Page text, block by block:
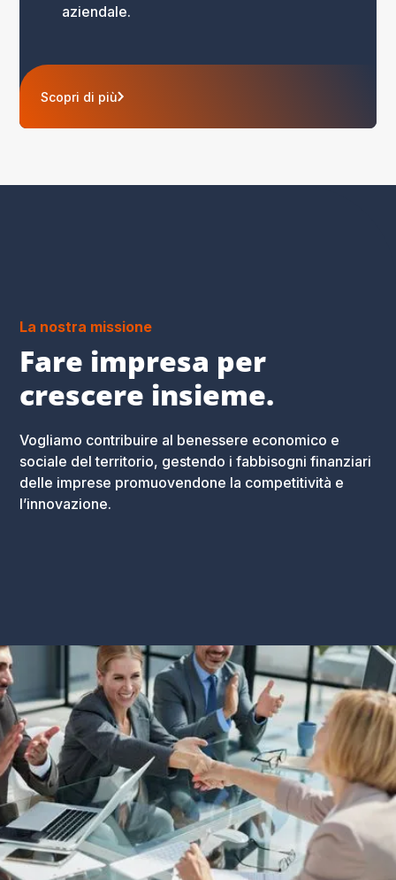
aziendale.
Scopri di più
La nostra missione
Fare impresa per
crescere insieme.
Vogliamo contribuire al benessere economico e
sociale del territorio, gestendo i fabbisogni finanziari
delle imprese promuovendone la competitività e
l’innovazione.